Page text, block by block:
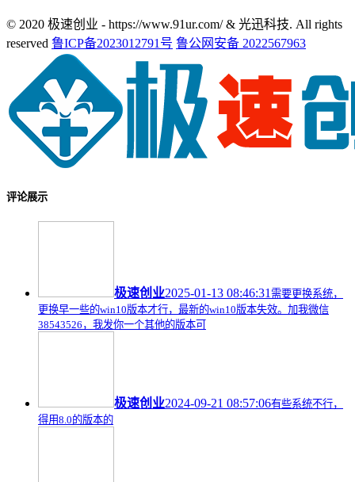
© 2020 极速创业 - https://www.91ur.com/ & 光迅科技. All rights
reserved 鲁ICP备2023012791号 鲁公网安备 2022567963
评论展示
极速创业2025-01-13 08:46:31 需要更换系统，
更换早一些的win10版本才行，最新的win10版本失效。加我微信
38543526，我发你一个其他的版本可
极速创业2024-09-21 08:57:06有些系统不行，
得用8.0的版本的